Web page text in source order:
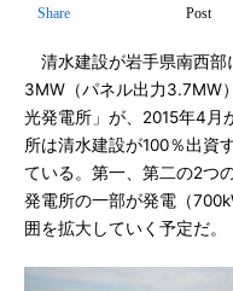
Share Post
清水建設が岩手県南西部
3MW（パネル出力3.7MW
光発電所」が、2015年4月
所は清水建設が100％出資
ている。第一、第二の2つ
発電所の一部が発電（
囲を拡大していく予定だ。